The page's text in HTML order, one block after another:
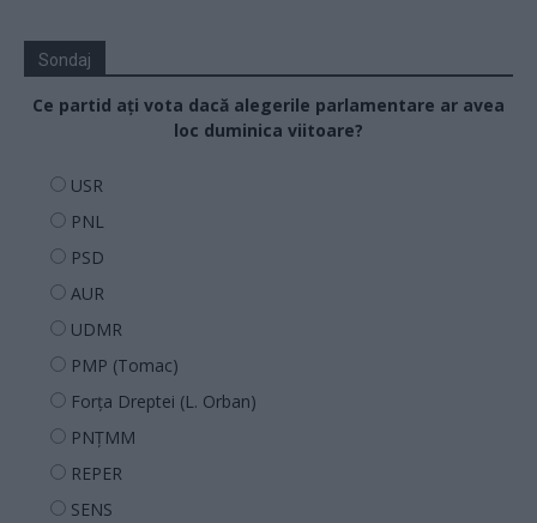
Sondaj
Ce partid ați vota dacă alegerile parlamentare ar avea
loc duminica viitoare?
USR
PNL
PSD
AUR
UDMR
PMP (Tomac)
Forța Dreptei (L. Orban)
PNȚMM
REPER
SENS